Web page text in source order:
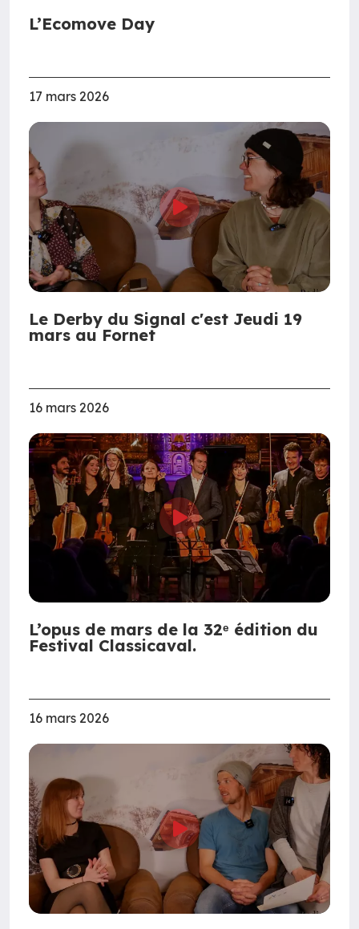
L’Ecomove Day
17 mars 2026
Le Derby du Signal c'est Jeudi 19
mars au Fornet
16 mars 2026
L’opus de mars de la 32ᵉ édition du
Festival Classicaval.
16 mars 2026